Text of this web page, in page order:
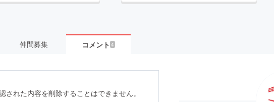
仲間募集 コメント 4
れた内容を削除することはできません。